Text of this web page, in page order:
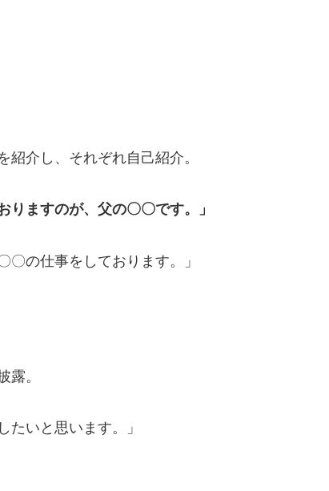
介し、それぞれ自己紹介。
ますのが、父の〇〇です。」
の仕事をしております。」
露。
いと思います。」